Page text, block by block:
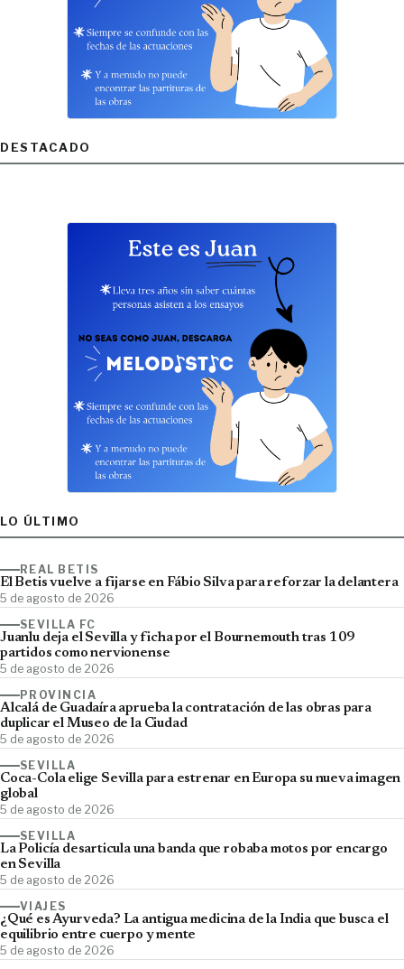
DESTACADO
LO ÚLTIMO
REAL BETIS
El Betis vuelve a fijarse en Fábio Silva para reforzar la delantera
5 de agosto de 2026
SEVILLA FC
Juanlu deja el Sevilla y ficha por el Bournemouth tras 109
partidos como nervionense
5 de agosto de 2026
PROVINCIA
Alcalá de Guadaíra aprueba la contratación de las obras para
duplicar el Museo de la Ciudad
5 de agosto de 2026
SEVILLA
Coca-Cola elige Sevilla para estrenar en Europa su nueva imagen
global
5 de agosto de 2026
SEVILLA
La Policía desarticula una banda que robaba motos por encargo
en Sevilla
5 de agosto de 2026
VIAJES
¿Qué es Ayurveda? La antigua medicina de la India que busca el
equilibrio entre cuerpo y mente
5 de agosto de 2026